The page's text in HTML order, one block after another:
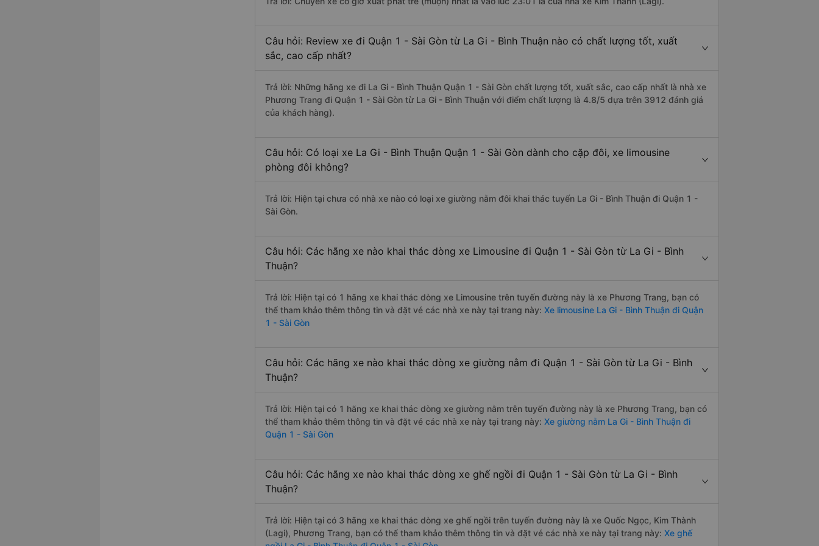
Câu hỏi: Review xe đi Quận 1 - Sài Gòn từ La Gi - Bình Thuận nào có chất lượng tốt, xuất
sắc, cao cấp nhất?
Trả lời: Những hãng xe đi La Gi - Bình Thuận Quận 1 - Sài Gòn chất lượng tốt, xuất sắc, cao cấp nhất là nhà xe
Phương Trang đi Quận 1 - Sài Gòn từ La Gi - Bình Thuận với điểm chất lượng là 4.8/5 dựa trên 3912 đánh giá
của khách hàng).
Câu hỏi: Có loại xe La Gi - Bình Thuận Quận 1 - Sài Gòn dành cho cặp đôi, xe limousine
phòng đôi không?
Trả lời: Hiện tại chưa có nhà xe nào có loại xe giường nằm đôi khai thác tuyến La Gi - Bình Thuận đi Quận 1 -
Sài Gòn.
Câu hỏi: Các hãng xe nào khai thác dòng xe Limousine đi Quận 1 - Sài Gòn từ La Gi - Bình
Thuận?
Trả lời: Hiện tại có 1 hãng xe khai thác dòng xe Limousine trên tuyến đường này là xe Phương Trang, bạn có
thể tham khảo thêm thông tin và đặt vé các nhà xe này tại trang này: Xe limousine La Gi - Bình Thuận đi Quận
1 - Sài Gòn
Câu hỏi: Các hãng xe nào khai thác dòng xe giường nằm đi Quận 1 - Sài Gòn từ La Gi - Bình
Thuận?
Trả lời: Hiện tại có 1 hãng xe khai thác dòng xe giường nằm trên tuyến đường này là xe Phương Trang, bạn có
thể tham khảo thêm thông tin và đặt vé các nhà xe này tại trang này: Xe giường nằm La Gi - Bình Thuận đi
Quận 1 - Sài Gòn
Câu hỏi: Các hãng xe nào khai thác dòng xe ghế ngồi đi Quận 1 - Sài Gòn từ La Gi - Bình
Thuận?
Trả lời: Hiện tại có 3 hãng xe khai thác dòng xe ghế ngồi trên tuyến đường này là xe Quốc Ngọc, Kim Thành
(Lagi), Phương Trang, bạn có thể tham khảo thêm thông tin và đặt vé các nhà xe này tại trang này: Xe ghế